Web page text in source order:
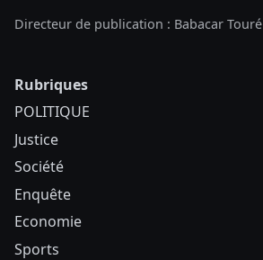
Directeur de publication : Babacar Touré
Rubriques
POLITIQUE
Justice
Société
Enquête
Economie
Sports